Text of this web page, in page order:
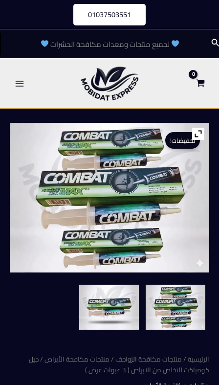
المحتوى
01037503551
البحث لجميع منتجات ومعدات مكافحة الحشرات
تخفيضات!
الرئيسية/منتجات مكافحة الزواحف/منتجات مكافحة الأبراص/ جيل
كومباكت للتخلص من الابراص ( 3 عبوات عرض )